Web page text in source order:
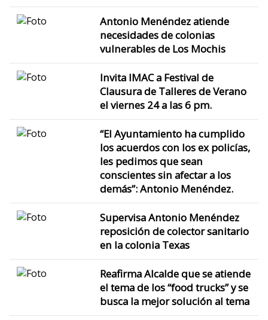
Antonio Menéndez atiende
necesidades de colonias
vulnerables de Los Mochis
Invita IMAC a Festival de
Clausura de Talleres de Verano
el viernes 24 a las 6 pm.
“El Ayuntamiento ha cumplido
los acuerdos con los ex policías,
les pedimos que sean
conscientes sin afectar a los
demás”: Antonio Menéndez.
Supervisa Antonio Menéndez
reposición de colector sanitario
en la colonia Texas
Reafirma Alcalde que se atiende
el tema de los “food trucks” y se
busca la mejor solución al tema